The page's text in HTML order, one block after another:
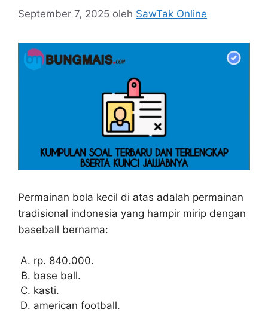
September 7, 2025 oleh SawTak Online
Permainan bola kecil di atas adalah permainan
tradisional indonesia yang hampir mirip dengan
baseball bernama:
rp. 840.000.
base ball.
kasti.
american football.